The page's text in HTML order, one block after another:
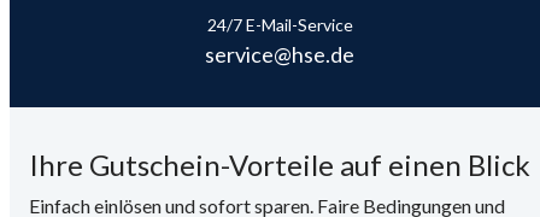
24/7 E-Mail-Service
service@hse.de
Ihre Gutschein-Vorteile auf einen Blick
Einfach einlösen und sofort sparen. Faire Bedingungen und